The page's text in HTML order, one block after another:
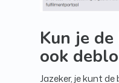
Kun je
ook
Jazeker, je kunt